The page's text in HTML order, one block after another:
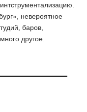
невероятное
баров,
другое.